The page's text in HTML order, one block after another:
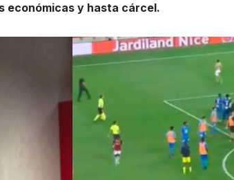
económicas y hasta cárcel.